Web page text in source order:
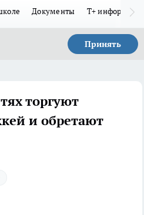
Документы Т+
Принять
торгуют
и обретают